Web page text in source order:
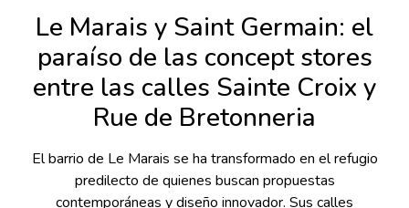
Le Marais y Saint Germain: el
paraíso de las concept stores
entre las calles Sainte Croix y
Rue de Bretonneria
El barrio de Le Marais se ha transformado en el refugio
predilecto de quienes buscan propuestas
contemporáneas y diseño innovador. Sus calles